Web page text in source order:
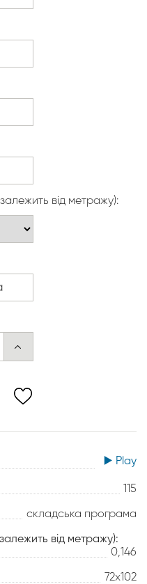
▶️ Play
115
складська програма
від метражу):
0,146
72х102
від метражу):